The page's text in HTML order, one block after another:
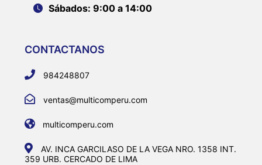
Sábados: 9:00 a 14:00
CONTACTANOS
984248807
ventas@multicomperu.com
multicomperu.com
AV. INCA GARCILASO DE LA VEGA NRO. 1358 INT.
359 URB. CERCADO DE LIMA